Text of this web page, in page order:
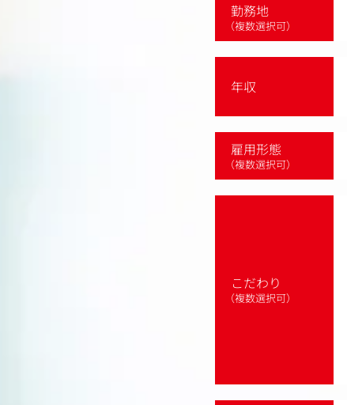
勤務地
（複数選択可）
年収
雇用形態
（複数選択可）
こだわり
（複数選択可）